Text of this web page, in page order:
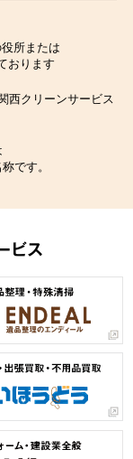
所または
おります
関西クリーンサービス
です。
ビス